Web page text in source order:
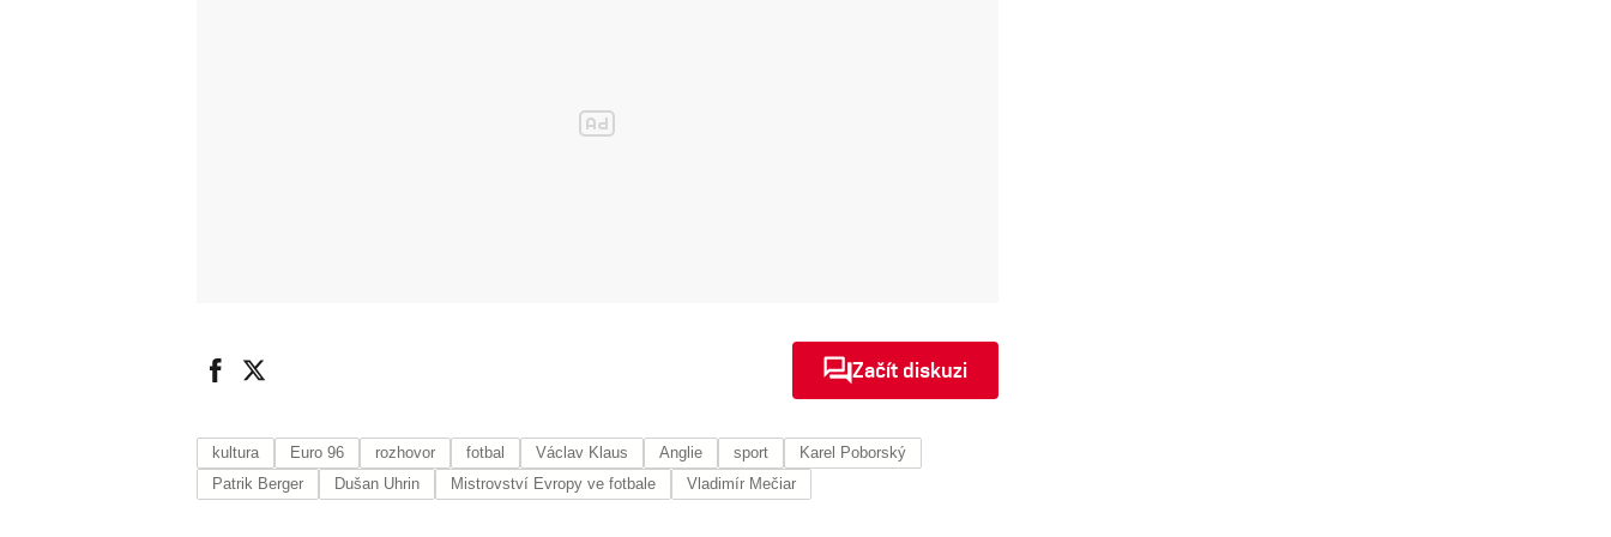
Začít diskuzi
kultura Euro 96 rozhovor fotbal Václav Klaus Anglie sport
Karel Poborský
Patrik Berger
Dušan Uhrin Mistrovství Evropy ve fotbale Vladimír Mečiar